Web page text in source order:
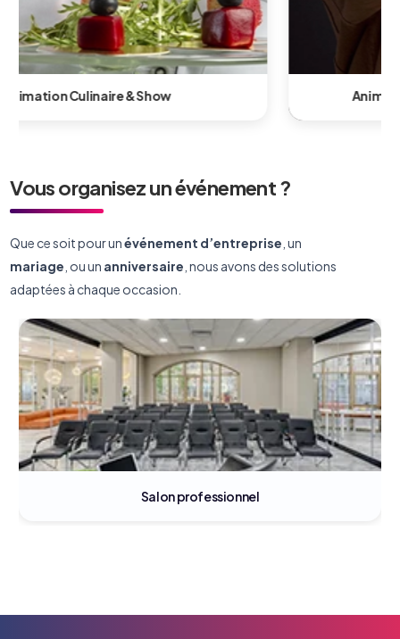
Animation Technologique & Innovante
Vous organisez un événement ?
Que ce soit pour unévénement d’entreprise , un
mariage , ou un anniversaire , nous avons des solutions
adaptées à chaque occasion.
Salon professionnel